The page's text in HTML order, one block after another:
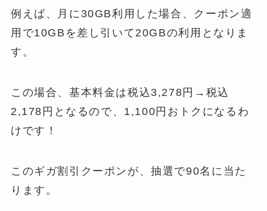
例えば、月に30GB利用した場合、クーポン適
用で10GBを差し引いて20GBの利用となりま
す。
この場合、基本料金は税込3,278円→税込
2,178円となるので、1,100円おトクになるわ
けです！
このギガ割引クーポンが、抽選で90名に当た
ります。